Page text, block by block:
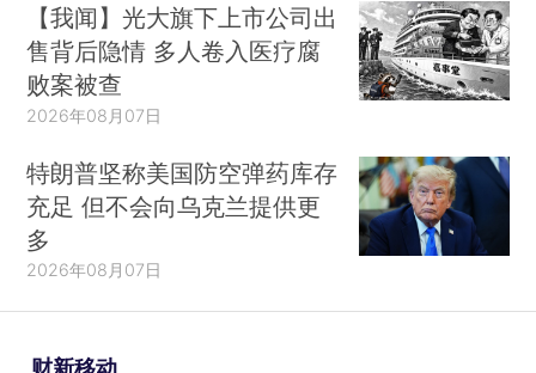
【我闻】光大旗下上市公司出
售背后隐情 多人卷入医疗腐
败案被查
2026年08月07日
特朗普坚称美国防空弹药库存
充足 但不会向乌克兰提供更
多
2026年08月07日